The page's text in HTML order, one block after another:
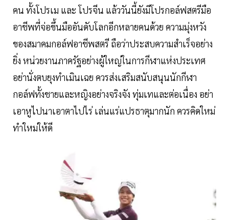
คน ทั้งโปรเม และ โปรจีน แล้ววันนี้ยังมีโปรกอล์ฟสตรีมือ
อาชีพที่จ่อขึ้นมืออันดับโลกอีกหลายคนด้วย ความมุ่งหวัง
ของสมาคมกอล์ฟอาชีพสตรี ถือว่าประสบความสำเร็จอย่าง
ยิ่ง หน่วยงานภาครัฐอย่างผู้ใหญ่ในการกีฬาแห่งประเทศ
อย่านั่งตบยุงทำเมินเฉย ควรส่งเสริมสนับสนุนนักกีฬา
กอล์ฟทั้งชายและหญิงอย่างจริงจัง ทุ่มเทและต่อเนื่อง อย่า
เอาหูไปนาเอาตาไปไร่ เล่นแร่แปรธาตุมากนัก ควรคิดใหม่
ทำใหม่ให้ดี